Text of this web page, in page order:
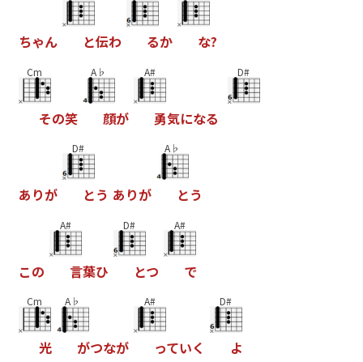
ちゃん と伝わ るか な?
Cm
その笑
A♭
顔が
A#
勇気になる
D#
あ りが
D#
とう あ りが
A♭
とう
この
A#
言葉ひ
D#
とつ
A#
で
Cm
光
A♭
がつなが
A#
っていく
D#
よ